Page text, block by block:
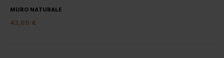
MURO NATURALE
43,00 €